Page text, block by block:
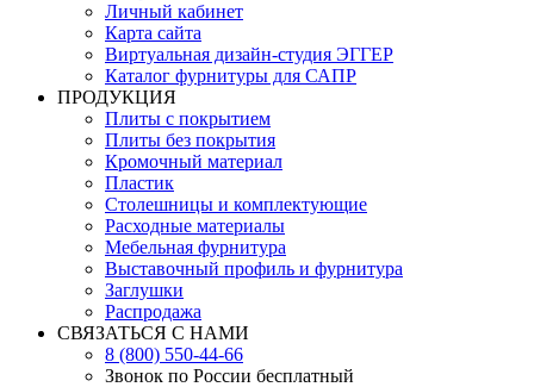
Личный кабинет
Карта сайта
Виртуальная дизайн-студия ЭГГЕР
Каталог фурнитуры для САПР
ПРОДУКЦИЯ
Плиты с покрытием
Плиты без покрытия
Кромочный материал
Пластик
Столешницы и комплектующие
Расходные материалы
Мебельная фурнитура
Выставочный профиль и фурнитура
Заглушки
Распродажа
СВЯЗАТЬСЯ С НАМИ
8 (800) 550-44-66
Звонок по России бесплатный